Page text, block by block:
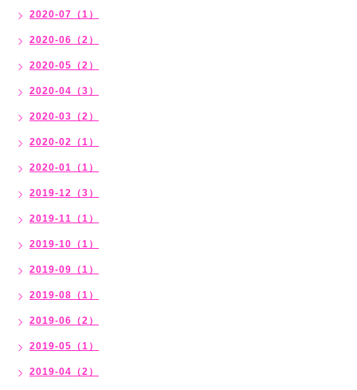
2020-07（1）
2020-06（2）
2020-05（2）
2020-04（3）
2020-03（2）
2020-02（1）
2020-01（1）
2019-12（3）
2019-11（1）
2019-10（1）
2019-09（1）
2019-08（1）
2019-06（2）
2019-05（1）
2019-04（2）